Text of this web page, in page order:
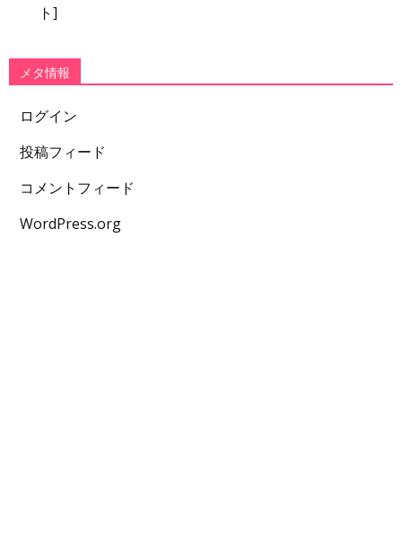
ト]
メタ情報
ログイン
投稿フィード
コメントフィード
WordPress.org